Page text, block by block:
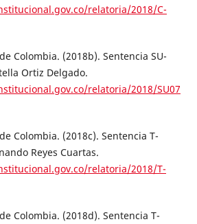
relatoria/2018/C-
Colombia. (2018b). Sentencia SU-
Ortiz Delgado.
relatoria/2018/SU07
Colombia. (2018c). Sentencia T-
Reyes Cuartas.
relatoria/2018/T-
Colombia. (2018d). Sentencia T-